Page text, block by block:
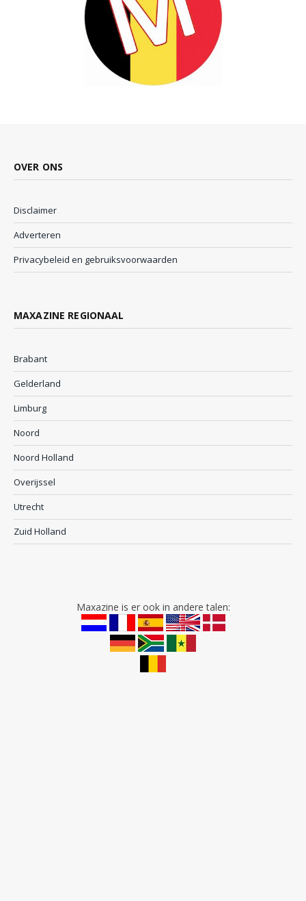
OVER ONS
Disclaimer
Adverteren
Privacybeleid en gebruiksvoorwaarden
MAXAZINE REGIONAAL
Brabant
Gelderland
Limburg
Noord
Noord Holland
Overijssel
Utrecht
Zuid Holland
Maxazine is er ook in andere talen: